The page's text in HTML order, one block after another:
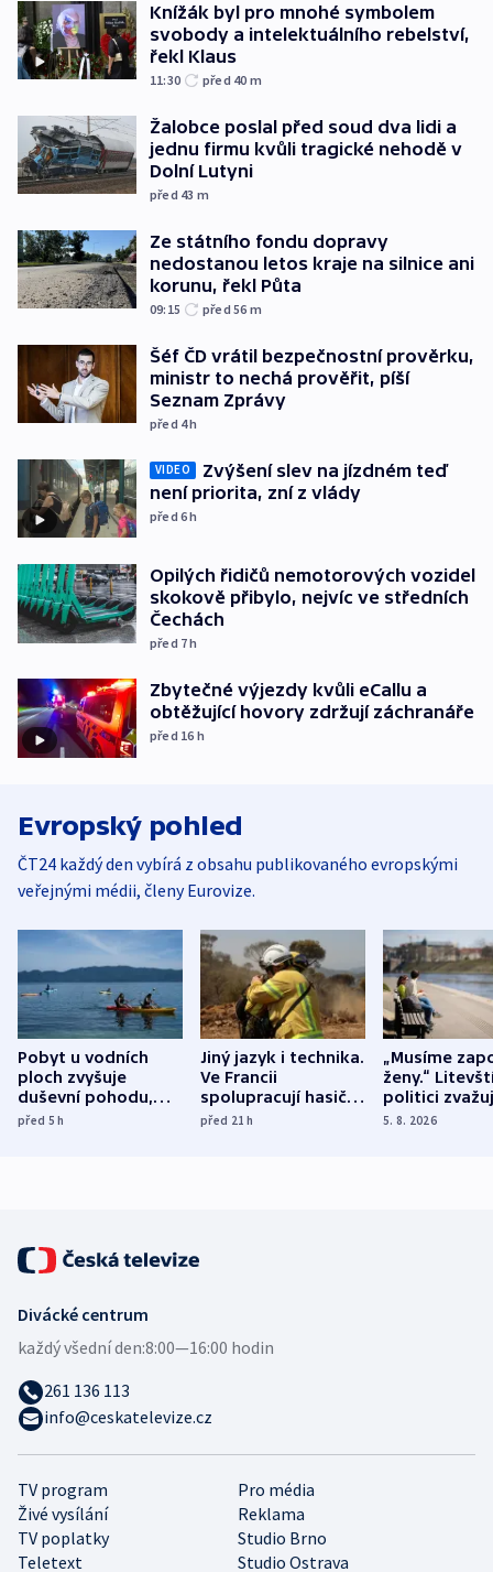
Knížák byl pro mnohé symbolem
svobody a intelektuálního rebelství,
řekl Klaus
11:30 před 40 m
Žalobce poslal před soud dva lidi a
jednu firmu kvůli tragické nehodě v
Dolní Lutyni
před 43 m
Ze státního fondu dopravy
nedostanou letos kraje na silnice ani
korunu, řekl Půta
09:15 před 56 m
Šéf ČD vrátil bezpečnostní prověrku,
ministr to nechá prověřit, píší
Seznam Zprávy
před 4h
VIDEO
Zvýšení slev na jízdném teď
není priorita, zní z vlády
před 6h
Opilých řidičů nemotorových vozidel
skokově přibylo, nejvíc ve středních
Čechách
před 7h
Zbytečné výjezdy kvůli eCallu a
obtěžující hovory zdržují záchranáře
před 16 h
Evropský pohled
ČT24 každý den vybírá z obsahu publikovaného evropskými
veřejnými médii, členy Eurovize.
Pobyt u vodních
ploch zvyšuje
duševní pohodu,
ukázala
před 5h
Jiný jazyk i technika.
Ve Francii
spolupracují hasiči z
různých zemí
před 21h
„Musíme
ženy.“
politici
dohodu o
5. 8. 2026
TV program
Pro média
Živé vysílání
Reklama
TV poplatky
Studio Brno
Teletext
Studio Ostrava
Divácké centrum
každý všední den:8:00—16:00 hodin
261 136 113
info@ceskatelevize.cz